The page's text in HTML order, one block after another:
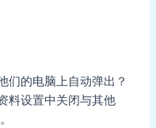
们的电脑上自动弹出？
料设置中关闭与其他